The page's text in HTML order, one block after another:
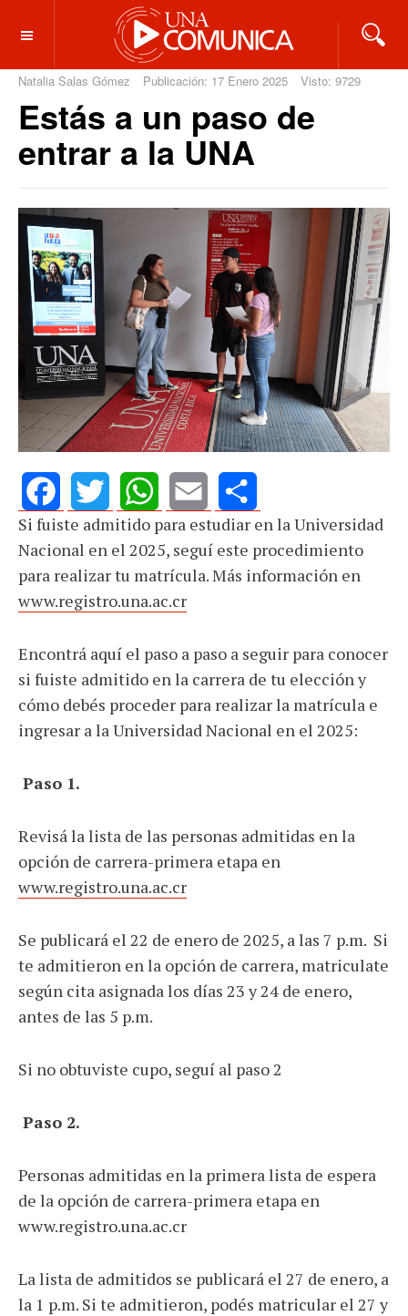
OFF CANVAS
Natalia Salas Gómez Publicación: 17 Enero 2025 Visto: 9729
Estás a un paso de
entrar a la UNA
FacebookTwitterWhatsAppEmail Share
Si fuiste admitido para estudiar en la Universidad
Nacional en el 2025, seguí este procedimiento
para realizar tu matrícula. Más información en
www.registro.una.ac.cr
Encontrá aquí el paso a paso a seguir para conocer
si fuiste admitido en la carrera de tu elección y
cómo debés proceder para realizar la matrícula e
ingresar a la Universidad Nacional en el 2025:
Paso 1.
Revisá la lista de las personas admitidas en la
opción de carrera-primera etapa en
www.registro.una.ac.cr
Se publicará el 22 de enero de 2025, a las 7 p.m. Si
te admitieron en la opción de carrera, matriculate
según cita asignada los días 23 y 24 de enero,
antes de las 5 p.m.
Si no obtuviste cupo, seguí al paso 2
Paso 2.
Personas admitidas en la primera lista de espera
de la opción de carrera-primera etapa en
www.registro.una.ac.cr
La lista de admitidos se publicará el 27 de enero, a
la 1 p.m. Si te admitieron, podés matricular el 27 y